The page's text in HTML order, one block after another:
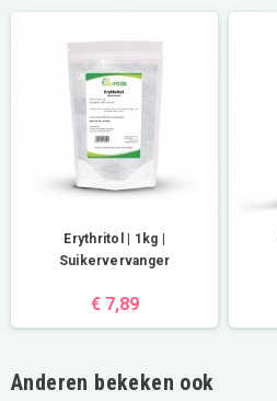
Erythritol | 1kg |
Suikervervanger
€ 7,89
Anderen bekeken ook